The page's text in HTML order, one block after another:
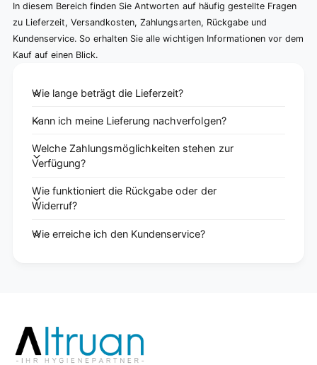
In diesem Bereich finden Sie Antworten auf häufig gestellte Fragen
zu Lieferzeit, Versandkosten, Zahlungsarten, Rückgabe und
Kundenservice. So erhalten Sie alle wichtigen Informationen vor dem
Kauf auf einen Blick.
Wie lange beträgt die Lieferzeit?
Kann ich meine Lieferung nachverfolgen?
Welche Zahlungsmöglichkeiten stehen zur
Verfügung?
Wie funktioniert die Rückgabe oder der
Widerruf?
Wie erreiche ich den Kundenservice?